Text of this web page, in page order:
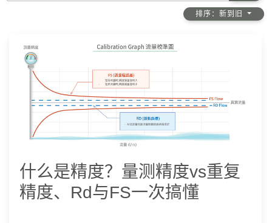
排序：新到旧
什么是精度？量测精度vs重复
精度、Rd与FS一次搞懂